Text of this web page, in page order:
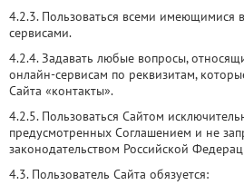
4.2.3. Пользоваться всеми имеющимися
сервисами.
4.2.4. Задавать любые вопросы,
онлайн-сервисам по реквизитам,
Сайта «контакты».
4.2.5. Пользоваться Сайтом
предусмотренных Соглашением и не
законодательством Российской
4.3. Пользователь Сайта обязуется: